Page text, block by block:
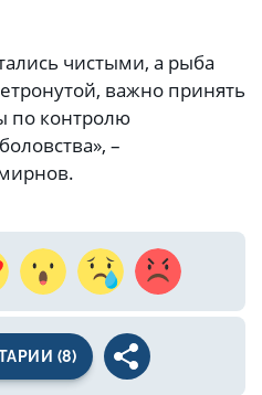
чистыми, а рыба
важно принять
по контролю
–
(8)